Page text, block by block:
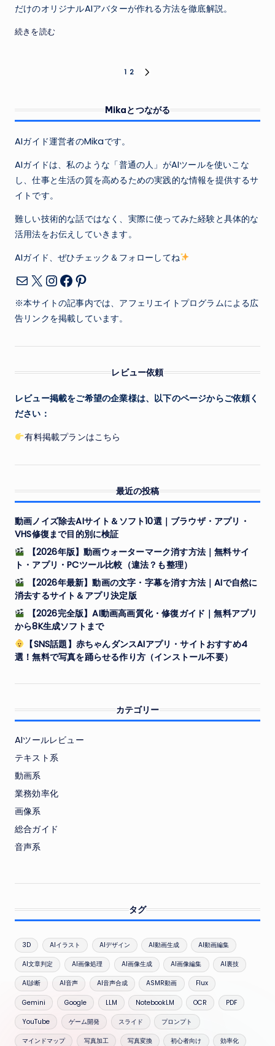
だけのオリジナルAIアバターが作れる方法を徹底解説。
続きを読む
の
ペ
ー
ジ
送
り
1 2
Mikaとつながる
AIガイド運営者のMikaです。
AIガイドは、私のような「普通の人」がAIツールを使いこな
し、仕事と生活の質を高めるための実践的な情報を提供するサ
イトです。
難しい技術的な話ではなく、実際に使ってみた経験と具体的な
活用法をお伝えしていきます。
AIガイド、ぜひチェック＆フォローしてね
メールX Instagram
Facebook
Pinterest
※本サイトの記事内では、アフェリエイトプログラムによる広
告リンクを掲載しています。
レビュー依頼
レビュー掲載をご希望の企業様は、以下のページからご依頼く
ださい：
有料掲載プランはこちら
最近の投稿
動画ノイズ除去AIサイト＆ソフト10選｜ブラウザ・アプリ・
VHS修復まで目的別に検証
【2026年版】動画ウォーターマーク消す方法｜無料サイ
ト・アプリ・PCツール比較（違法？も整理）
【2026年最新】動画の文字・字幕を消す方法｜AIで自然に
消去するサイト＆アプリ決定版
【2026完全版】AI動画高画質化・修復ガイド｜無料アプリ
から8K生成ソフトまで
【SNS話題】赤ちゃんダンスAIアプリ・サイトおすすめ4
選！無料で写真を踊らせる作り方（インストール不要）
カテゴリー
AIツールレビュー
テキスト系
動画系
業務効率化
画像系
総合ガイド
音声系
タグ
3D AIイラスト AIデザイン AI動画生成 AI動画編集
AI文章判定 AI画像処理 AI画像生成 AI画像編集 AI裏技
AI診断 AI音声 AI音声合成 ASMR動画 Flux
Gemini Google LLM NotebookLM OCR PDF
YouTube ゲーム開発 スライド プロンプト
マインドマップ 写真加工 写真変換 初心者向け 効率化